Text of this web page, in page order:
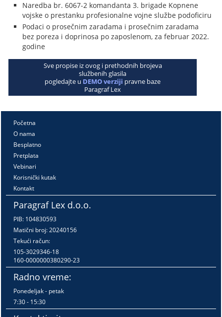
Naredba br. 6067-2 komandanta 3. brigade Kopnene
vojske o prestanku profesionalne vojne službe podoficiru
Podaci o prosečnim zaradama i prosečnim zaradama
bez poreza i doprinosa po zaposlenom, za februar 2022.
godine
Sve propise iz ovog i prethodnih brojeva
službenih glasila
pogledajte u DEMO verziji pravne baze
Paragraf Lex
Početna
O nama
Besplatno
Pretplata
Vebinari
Korisnički kutak
Kontakt
Paragraf Lex d.o.o.
PIB: 104830593
Matični broj: 20240156
Tekući račun:
105-3029346-18
160-0000000380290-23
Radno vreme:
Ponedeljak - petak
7:30 - 15:30